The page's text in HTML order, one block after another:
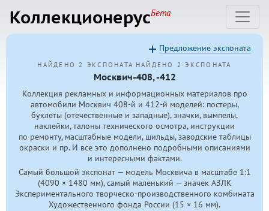
КоллекционерусБета
НАЙДЕНО 2 ЭКСПОНАТА НАЙДЕНО 2 ЭКСПОНАТА
Москвич-408, -412
Коллекция рекламных и информационных материалов про
автомобили Москвич 408-й и 412-й моделей: постеры,
буклеты (отечественные и западные), значки, вымпелы,
наклейки, талоны технического осмотра, инструкции
по ремонту, масштабные модели, шильды, заводские таблицы
окраски и пр. И все это дополнено подробными описаниями
и интересными фактами.
Самый большой экспонат — модель Москвича в масштабе 1:1
(4090 × 1480 мм), самый маленький — значек АЗЛК
Экспериментального творческо-производственного комбината
Художественного фонда России (15 × 16 мм).
Предложение экспоната